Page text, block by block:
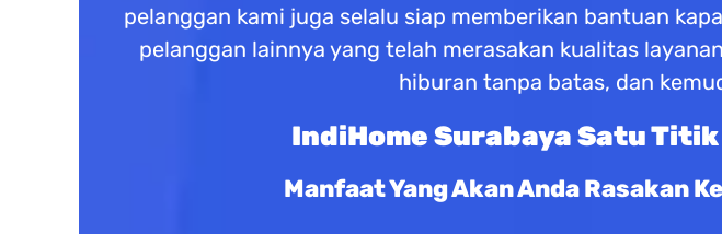
pelanggan kami juga selalu siap memberikan bantuan
pelanggan lainnya yang telah merasakan kualitas
hiburan tanpa batas, dan
IndiHome Surabaya Satu
Manfaat Yang Akan Anda Rasakan